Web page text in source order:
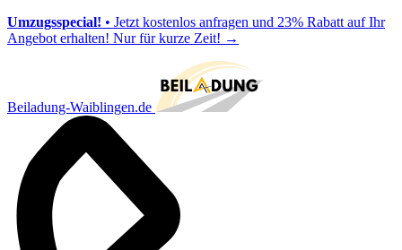
Umzugsspecial! • Jetzt kostenlos anfragen und 23% Rabatt auf Ihr
Angebot erhalten! Nur für kurze Zeit! →
Beiladung-Waiblingen.de